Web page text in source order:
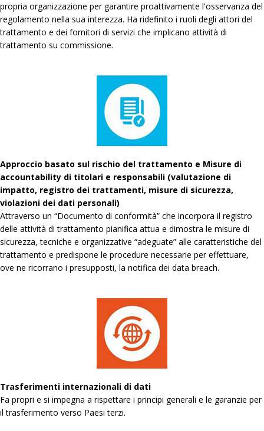
propria organizzazione per garantire proattivamente l'osservanza del
regolamento nella sua interezza. Ha ridefinito i ruoli degli attori del
trattamento e dei fornitori di servizi che implicano attività di
trattamento su commissione.
Approccio basato sul rischio del trattamento e Misure di
accountability di titolari e responsabili (valutazione di
impatto, registro dei trattamenti, misure di sicurezza,
violazioni dei dati personali)
Attraverso un “Documento di conformità” che incorpora il registro
delle attività di trattamento pianifica attua e dimostra le misure di
sicurezza, tecniche e organizzative “adeguate” alle caratteristiche del
trattamento e predispone le procedure necessarie per effettuare,
ove ne ricorrano i presupposti, la notifica dei data breach.
Trasferimenti internazionali di dati
Fa propri e si impegna a rispettare i principi generali e le garanzie per
il trasferimento verso Paesi terzi.